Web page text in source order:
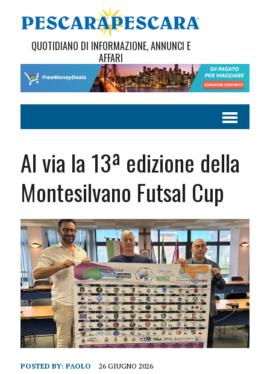
QUOTIDIANO DI INFORMAZIONE, ANNUNCI E
AFFARI
Al via la 13ª edizione della
Montesilvano Futsal Cup
POSTED BY: PAOLO 26 GIUGNO 2026